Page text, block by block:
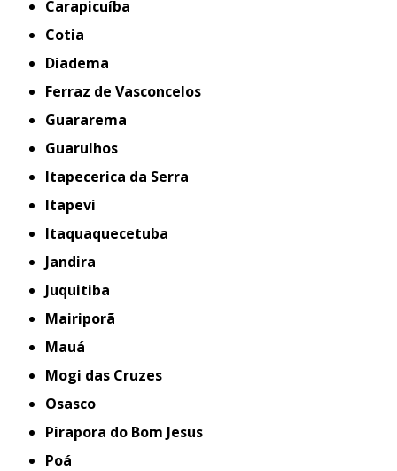
Carapicuíba
Cotia
Diadema
Ferraz de Vasconcelos
Guararema
Guarulhos
Itapecerica da Serra
Itapevi
Itaquaquecetuba
Jandira
Juquitiba
Mairiporã
Mauá
Mogi das Cruzes
Osasco
Pirapora do Bom Jesus
Poá